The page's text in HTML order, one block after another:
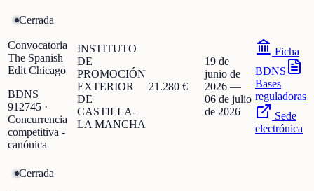
Cerrada
Convocatoria
The Spanish
Edit Chicago
BDNS
912745 ·
Concurrencia
competitiva -
canónica
INSTITUTO
DE
PROMOCIÓN
EXTERIOR
DE
CASTILLA-
LA MANCHA
21.280 €
19 de
junio de
2026 —
06 de julio
de 2026
Ficha
BDNS
Bases
reguladoras
Sede
electrónica
Cerrada